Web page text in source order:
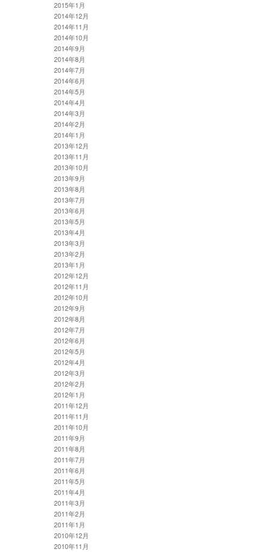
2015年1月
2014年12月
2014年11月
2014年10月
2014年9月
2014年8月
2014年7月
2014年6月
2014年5月
2014年4月
2014年3月
2014年2月
2014年1月
2013年12月
2013年11月
2013年10月
2013年9月
2013年8月
2013年7月
2013年6月
2013年5月
2013年4月
2013年3月
2013年2月
2013年1月
2012年12月
2012年11月
2012年10月
2012年9月
2012年8月
2012年7月
2012年6月
2012年5月
2012年4月
2012年3月
2012年2月
2012年1月
2011年12月
2011年11月
2011年10月
2011年9月
2011年8月
2011年7月
2011年6月
2011年5月
2011年4月
2011年3月
2011年2月
2011年1月
2010年12月
2010年11月